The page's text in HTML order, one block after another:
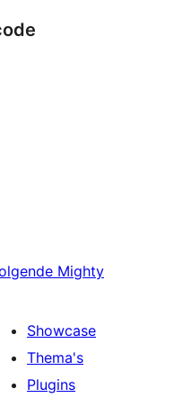
Mighty
Showcase
Thema's
Plugins